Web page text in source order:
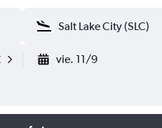
vie. 11/9